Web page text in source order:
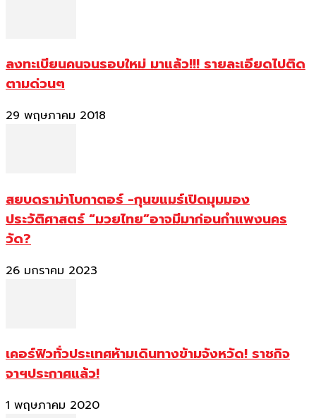
ลงทะเบียนคนจนรอบใหม่ มาแล้ว!!! รายละเอียดไปติด
ตามด่วนๆ
29 พฤษภาคม 2018
สยบดราม่าโบกาตอร์ -กุนขแมร์เปิดมุมมอง
ประวัติศาสตร์ “มวยไทย”อาจมีมาก่อนกำแพงนคร
วัด?
26 มกราคม 2023
เคอร์ฟิวทั่วประเทศห้ามเดินทางข้ามจังหวัด! ราชกิจ
จาฯประกาศแล้ว!
1 พฤษภาคม 2020